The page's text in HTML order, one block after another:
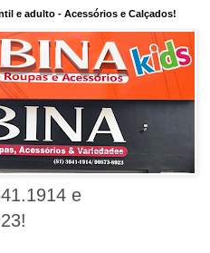
e adulto - Acessórios e Calçados!
e